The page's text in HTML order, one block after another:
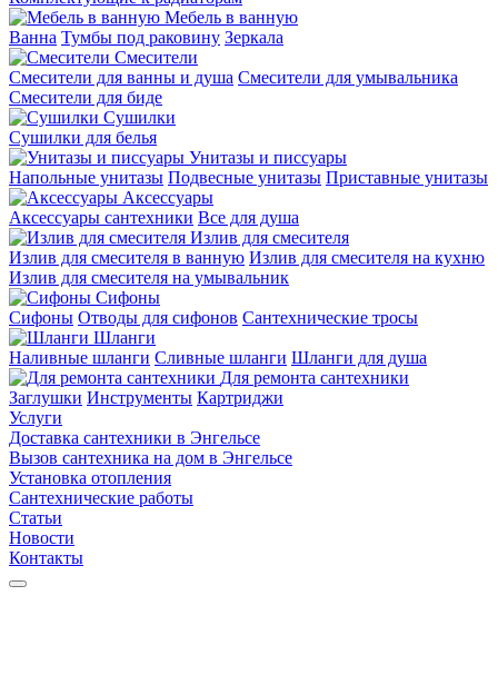
Мебель в ванную
Ванна Тумбы под раковину Зеркала
Смесители
Смесители для ванны и душа Смесители для умывальника
Смесители для биде
Сушилки
Сушилки для белья
Унитазы и писсуары
Напольные унитазы Подвесные унитазы Приставные унитазы
Аксессуары
Аксессуары сантехники Все для душа
Излив для смесителя
Излив для смесителя в ванную Излив для смесителя на кухню
Излив для смесителя на умывальник
Сифоны
Сифоны Отводы для сифонов Сантехнические тросы
Шланги
Наливные шланги Сливные шланги Шланги для душа
Для ремонта сантехники
Заглушки Инструменты Картриджи
Услуги
Доставка сантехники в Энгельсе
Вызов сантехника на дом в Энгельсе
Установка отопления
Сантехнические работы
Статьи
Новости
Контакты